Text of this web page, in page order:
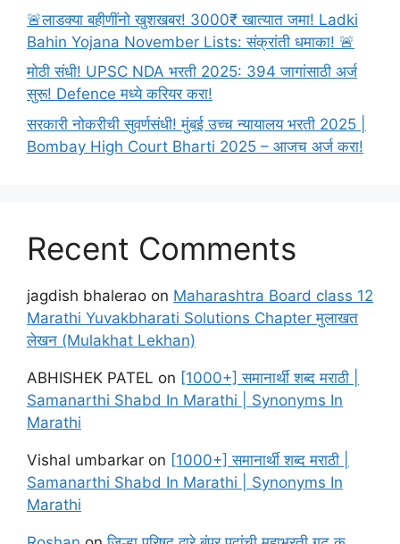
🚨लाडक्या बहीणींनो खुशखबर! 3000₹ खात्यात जमा! Ladki
Bahin Yojana November Lists: संक्रांती धमाका! 🚨
मोठी संधी! UPSC NDA भरती 2025: 394 जागांसाठी अर्ज
सुरू! Defence मध्ये करियर करा!
सरकारी नोकरीची सुवर्णसंधी! मुंबई उच्च न्यायालय भरती 2025 |
Bombay High Court Bharti 2025 – आजच अर्ज करा!
Recent Comments
jagdish bhalerao on Maharashtra Board class 12
Marathi Yuvakbharati Solutions Chapter मुलाखत
लेखन (Mulakhat Lekhan)
ABHISHEK PATEL on [1000+] समानार्थी शब्द मराठी |
Samanarthi Shabd In Marathi | Synonyms In
Marathi
Vishal umbarkar on [1000+] समानार्थी शब्द मराठी |
Samanarthi Shabd In Marathi | Synonyms In
Marathi